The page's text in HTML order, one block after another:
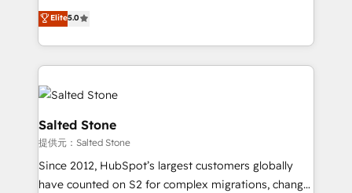
bridge the gap where most agencies fall short by
combining GTM strategy with technical execution to
solve the right problem with the right solution. As the
only firm in the world to hold Elite Partner
Accreditations with both HubSpot and Clay, our
clients gain a unique advantage in CRM architecture,
pipeline generation, data intelligence, and go-to-
market execution. Why B2B Businesses Choose RP: -
Secure: Soc2 compliant 🛡️ - Pricing: Implementations
starting at $1,5k 💵 - Speed: Launch in 14 days ⚡ -
Elite5.0
Salted Stone
提供元：Salted Stone
Since 2012, HubSpot’s largest customers globally
have counted on S2 for complex migrations, change